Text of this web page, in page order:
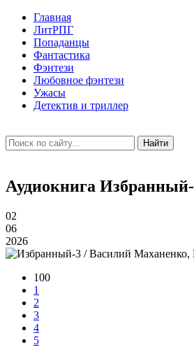
Главная
ЛитРПГ
Попаданцы
Фантастика
Фэнтези
Любовное фэнтези
Ужасы
Детектив и триллер
Найти
Аудиокнига
02
06
2026
100
1
2
3
4
5